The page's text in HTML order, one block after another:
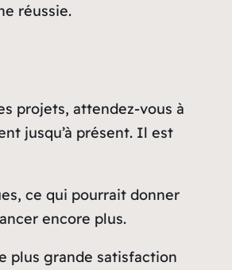
réussie.
projets, attendez-vous à
jusqu’à présent. Il est
ce qui pourrait donner
encore plus.
plus grande satisfaction